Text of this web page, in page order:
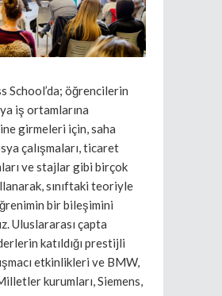
School’da; öğrencilerin
iş ortamlarına
girmeleri için, saha
çalışmaları, ticaret
ve stajlar gibi birçok
sınıftaki teoriyle
bir bileşimini
Uluslararası çapta
katıldığı prestijli
etkinlikleri ve BMW,
kurumları, Siemens,